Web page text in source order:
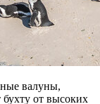
валуны,
от высоких